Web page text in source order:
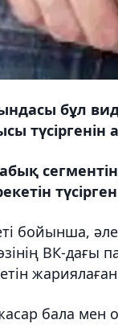
бұл
түсіргенін
бойынша,
ВК-дағы
бала